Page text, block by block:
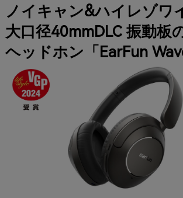
ノイキャン&ハイレゾワ
大口径40mmDLC 振動板
ヘッドホン「EarFun